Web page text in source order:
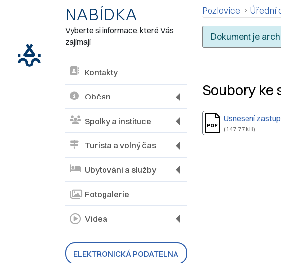
NABÍDKA
Vyberte si informace, které Vás
zajímají
Kontakty
Občan
Spolky a instituce
Turista a volný čas
Ubytování a služby
Fotogalerie
Videa
ELEKTRONICKÁ PODATELNA
Pozlovice Úřední
Dokument je
Nadpis
Soubory ke
Usnesení
(147.77 kB)